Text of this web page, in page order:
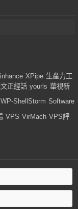
XPipe 生產力工
正經話 yourls 華視新
WP-ShellStorm Software
VPS VirMach VPS評